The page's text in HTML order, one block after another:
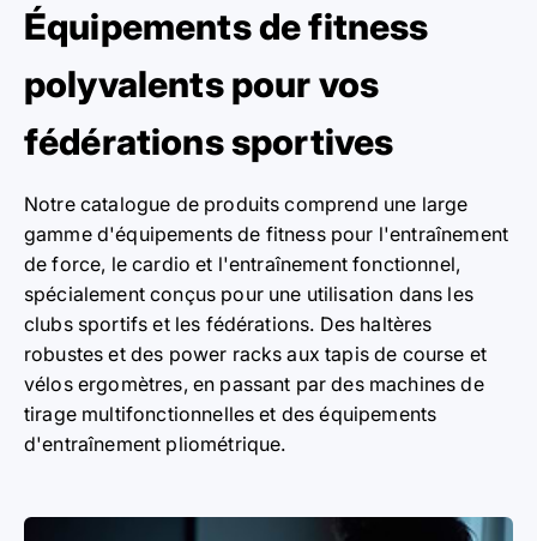
Équipements de fitness
polyvalents pour vos
fédérations sportives
Notre catalogue de produits comprend une large
gamme d'équipements de fitness pour l'entraînement
de force, le cardio et l'entraînement fonctionnel,
spécialement conçus pour une utilisation dans les
clubs sportifs et les fédérations. Des haltères
robustes et des power racks aux tapis de course et
vélos ergomètres, en passant par des machines de
tirage multifonctionnelles et des équipements
d'entraînement pliométrique.